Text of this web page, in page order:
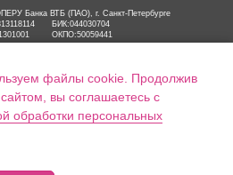
Банка ВТБ (ПАО), г. Санкт-Петербурге
БИК:044030704
ОКПО:50059441
А.Е.
файлы cookie. Продолжив
вы соглашаетесь с
обработки персональных